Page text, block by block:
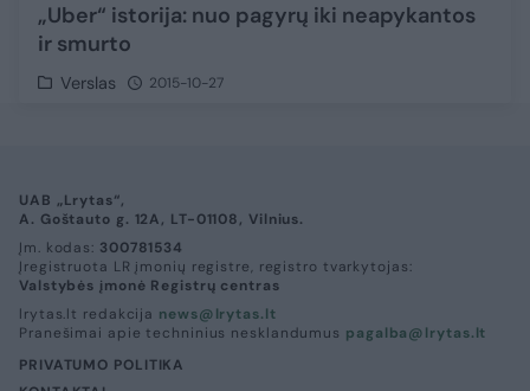
„Uber“ istorija: nuo pagyrų iki neapykantos
ir smurto
Verslas 2015-10-27
UAB „Lrytas“,
A. Goštauto g. 12A, LT-01108, Vilnius.
Įm. kodas: 300781534
Įregistruota LR įmonių registre, registro tvarkytojas:
Valstybės įmonė Registrų centras
lrytas.lt redakcija news@lrytas.lt
Pranešimai apie techninius nesklandumus pagalba@lrytas.lt
PRIVATUMO POLITIKA